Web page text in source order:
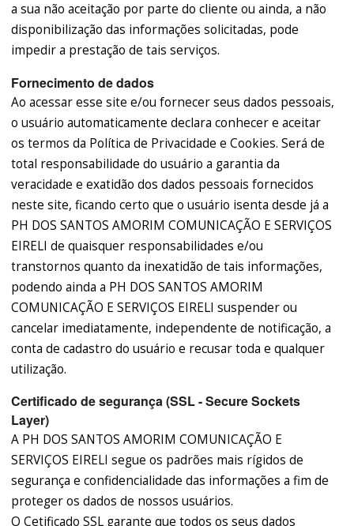
a sua não aceitação por parte do cliente ou ainda, a não
disponibilização das informações solicitadas, pode
impedir a prestação de tais serviços.
Fornecimento de dados
Ao acessar esse site e/ou fornecer seus dados pessoais,
o usuário automaticamente declara conhecer e aceitar
os termos da Política de Privacidade e Cookies. Será de
total responsabilidade do usuário a garantia da
veracidade e exatidão dos dados pessoais fornecidos
neste site, ficando certo que o usuário isenta desde já a
PH DOS SANTOS AMORIM COMUNICAÇÃO E SERVIÇOS
EIRELI de quaisquer responsabilidades e/ou
transtornos quanto da inexatidão de tais informações,
podendo ainda a PH DOS SANTOS AMORIM
COMUNICAÇÃO E SERVIÇOS EIRELI suspender ou
cancelar imediatamente, independente de notificação, a
conta de cadastro do usuário e recusar toda e qualquer
utilização.
Certificado de segurança (SSL - Secure Sockets
Layer)
A PH DOS SANTOS AMORIM COMUNICAÇÃO E
SERVIÇOS EIRELI segue os padrões mais rígidos de
segurança e confidencialidade das informações a fim de
proteger os dados de nossos usuários.
O Cetificado SSL garante que todos os seus dados